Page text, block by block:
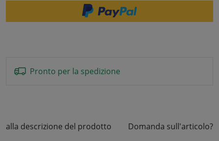
Pronto per la spedizione
alla descrizione del prodotto Domanda sull'articolo?